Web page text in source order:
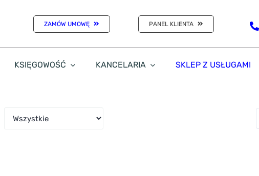
ZAMÓW UMOWĘ PANEL KLIENTA
KSIĘGOWOŚĆ KANCELARIA SKLEP Z USŁUGAMI